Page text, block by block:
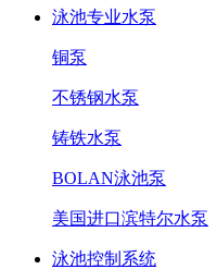
泳池专业水泵
铜泵
不锈钢水泵
铸铁水泵
BOLAN泳池泵
美国进口滨特尔水泵
泳池控制系统